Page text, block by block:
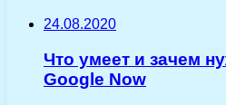
24.08.2020
Что умеет и зачем
Google Now